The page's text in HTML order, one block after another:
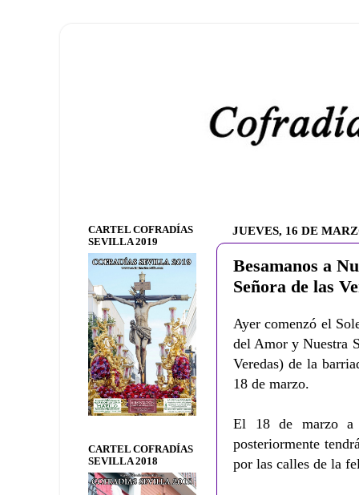
JUEVES, 16 DE
Besamanos a
Señora de las
Ayer comenzó el
del Amor y Nuestra
Veredas) de la
18 de marzo.
El 18 de marzo a
posteriormente
por las calles de la
CARTEL COFRADÍAS
SEVILLA 2019
CARTEL COFRADÍAS
SEVILLA 2018